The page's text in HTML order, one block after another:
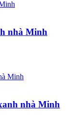
nhà Minh
nhà Minh